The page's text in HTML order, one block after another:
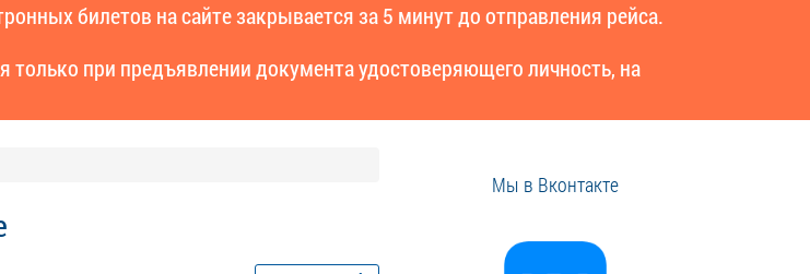
билетов на сайте закрывается за 5 минут до отправления рейса.
при предъявлении документа удостоверяющего личность, на
Мы в Вконтакте